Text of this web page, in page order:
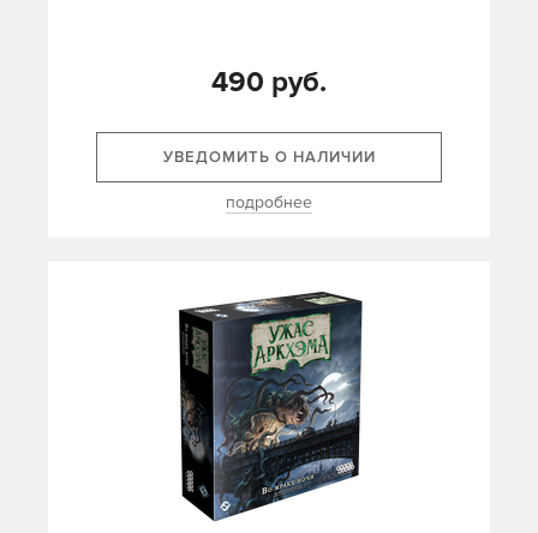
490 руб.
УВЕДОМИТЬ О НАЛИЧИИ
подробнее